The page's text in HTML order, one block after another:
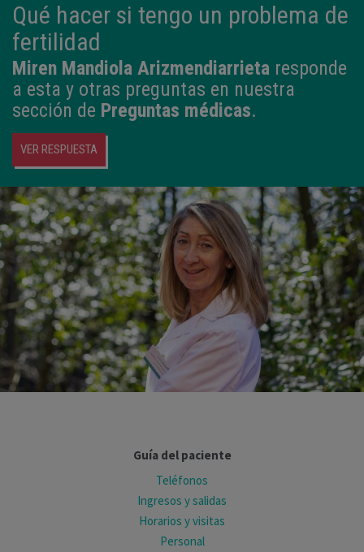
Qué hacer si tengo un problema de
fertilidad
Miren Mandiola Arizmendiarrieta responde
a esta y otras preguntas en nuestra
sección de Preguntas médicas.
VER RESPUESTA
Guía del paciente
Teléfonos
Ingresos y salidas
Horarios y visitas
Personal